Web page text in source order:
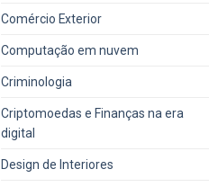
Comércio Exterior
Computação em nuvem
Criminologia
Criptomoedas e Finanças na era
digital
Design de Interiores